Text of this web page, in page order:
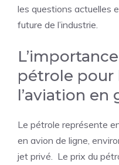
les questions actuelles
future de l’industrie.
pétrole pour
l’aviation en
Le pétrole représente
en avion de ligne,
jet privé. Le prix du